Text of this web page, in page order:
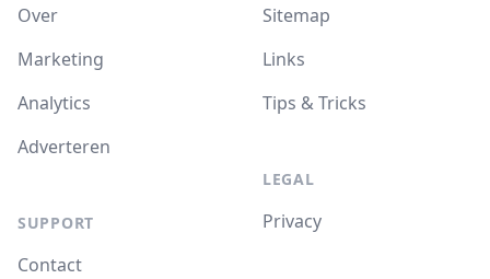
Over
Marketing
Analytics
Adverteren
SUPPORT
Contact
Sitemap
Links
Tips & Tricks
LEGAL
Privacy